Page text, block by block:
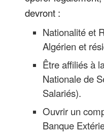
devront :
Nationalité et
Algérien et
Être affiliés à
Nationale de
Salariés).
Ouvrir un
Banque